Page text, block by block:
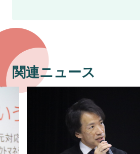
関連ニュース